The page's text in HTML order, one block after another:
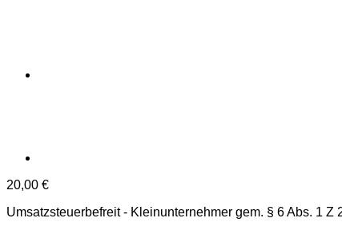
20,00 €
Umsatzsteuerbefreit - Kleinunternehmer gem. § 6 Abs. 1 Z